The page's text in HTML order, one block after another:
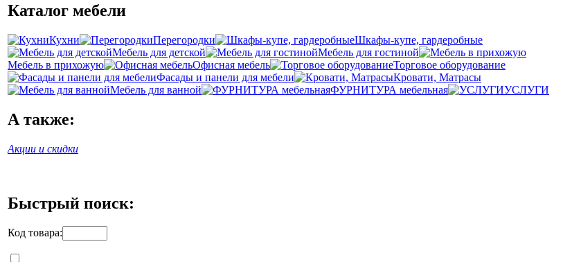
Каталог мебели
Кухни Перегородки
Шкафы-купе, гардеробные
Мебель для детской
Мебель для гостиной
Мебель в прихожую
Офисная мебель
Торговое оборудование
Фасады и панели для мебели
Кровати, Матрасы
Мебель для ванной
ФУРНИТУРА мебельная УСЛУГИ
А также:
Акции и скидки
Быстрый поиск:
Код товара: